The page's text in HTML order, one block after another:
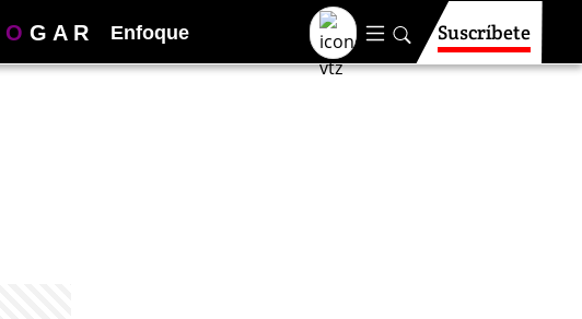
O G A R Enfoque Suscríbete